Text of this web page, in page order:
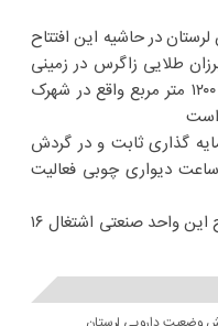
در حاشیه این افتتاح
طلایی زاگرس در زمینی
به مساحت ۵۵۰۰ متر مربع و زیربنای ۱۲۰۰ متر مربع واقع در شهرک
است
گذاری ثابت و در گردش
ساعت دیواری چوبی فعالیت
وی گفت: پیش بینی می شود با افتتاح این واحد صنعتی اشتغال ۱۶